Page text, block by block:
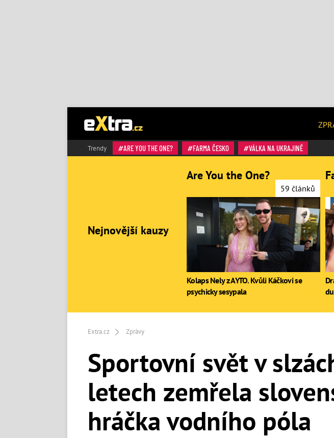
Trendy ARE YOU THE ONE? FARMA ČESKO VÁLKA NA UKRAJINĚ
Extra.cz Zprávy
Sportovní svět v
letech zemřela
hráčka vodního póla
Nejnovější kauzy
Are You the One?
59 článků
Kolaps Nely z AYTO. Kvůli Káčkovi se
psychicky sesypala